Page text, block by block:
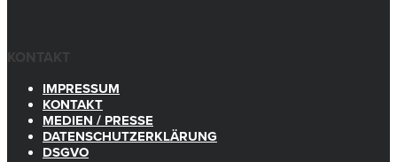
KONTAKT
IMPRESSUM
KONTAKT
MEDIEN / PRESSE
DATENSCHUTZERKLÄRUNG
DSGVO